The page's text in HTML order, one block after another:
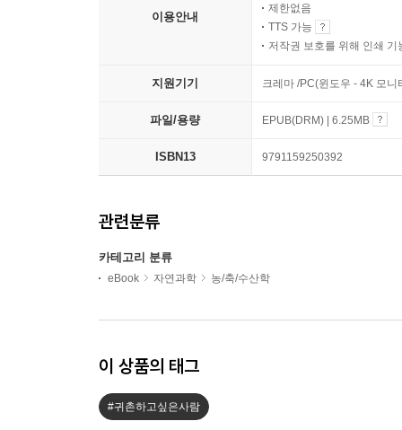
이용안내
제한없음
TTS 가능
저작권 보호를 위해 인쇄 기
지원기기 크레마 /PC(윈도우 - 4K 모
파일/용량 EPUB(DRM) | 6.25MB
ISBN13 9791159250392
관련분류
카테고리 분류
eBook 자연과학 농/축/수산학
이 상품의 태그
#귀촌하고싶은사람